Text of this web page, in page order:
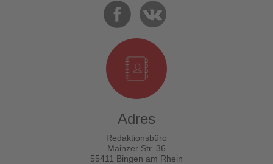
Adres
Redaktionsbüro
Mainzer Str. 36
55411 Bingen am Rhein